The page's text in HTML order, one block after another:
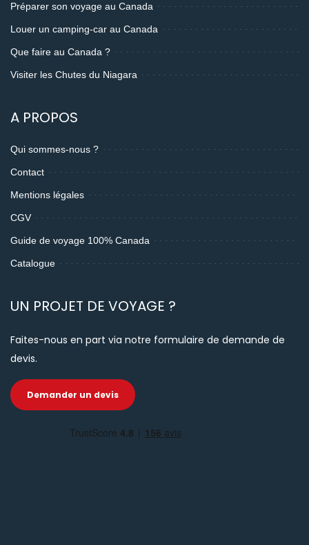
Préparer son voyage au Canada
Louer un camping-car au Canada
Que faire au Canada ?
Visiter les Chutes du Niagara
A PROPOS
Qui sommes-nous ?
Contact
Mentions légales
CGV
Guide de voyage 100% Canada
Catalogue
UN PROJET DE VOYAGE ?
Faites-nous en part via notre formulaire de demande de
devis.
Demander un devis